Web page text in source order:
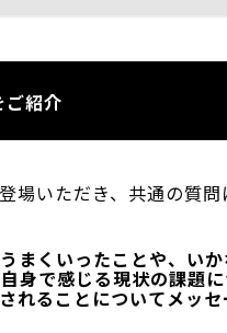
ご紹介
いただき、共通の質問
まくいったことや、い
身で感じる現状の課題に
ることについてメッセ